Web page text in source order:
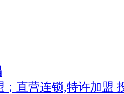
；直营连锁,特许加盟